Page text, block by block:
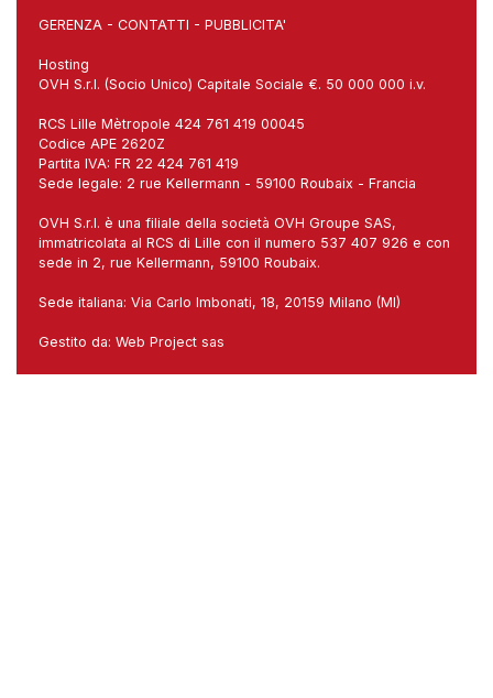
GERENZA - CONTATTI - PUBBLICITA'
Hosting
OVH S.r.l. (Socio Unico) Capitale Sociale €. 50 000 000 i.v.
RCS Lille Mètropole 424 761 419 00045
Codice APE 2620Z
Partita IVA: FR 22 424 761 419
Sede legale: 2 rue Kellermann - 59100 Roubaix - Francia
OVH S.r.l. è una filiale della società OVH Groupe SAS,
immatricolata al RCS di Lille con il numero 537 407 926 e con
sede in 2, rue Kellermann, 59100 Roubaix.
Sede italiana: Via Carlo Imbonati, 18, 20159 Milano (MI)
Gestito da: Web Project sas